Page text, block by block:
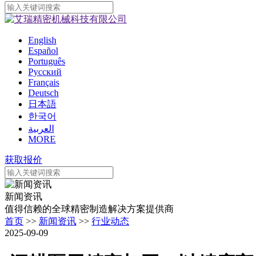
English
Español
Português
Pусский
Français
Deutsch
日本語
한국어
العربية
MORE
获取报价
新闻资讯
值得信赖的全球精密制造解决方案提供商
首页 >> 新闻资讯 >> 行业动态
2025-09-09